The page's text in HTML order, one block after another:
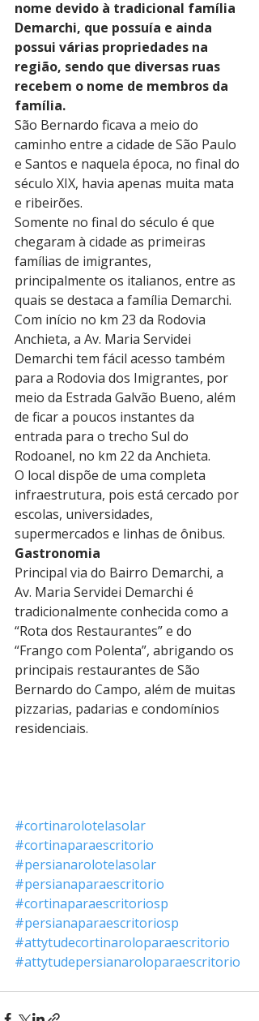
nome devido à tradicional família
Demarchi, que possuía e ainda
possui várias propriedades na
região, sendo que diversas ruas
recebem o nome de membros da
família.
São Bernardo ficava a meio do
caminho entre a cidade de São Paulo
e Santos e naquela época, no final do
século XIX, havia apenas muita mata
e ribeirões.
Somente no final do século é que
chegaram à cidade as primeiras
famílias de imigrantes,
principalmente os italianos, entre as
quais se destaca a família Demarchi.
Com início no km 23 da Rodovia
Anchieta, a Av. Maria Servidei
Demarchi tem fácil acesso também
para a Rodovia dos Imigrantes, por
meio da Estrada Galvão Bueno, além
de ficar a poucos instantes da
entrada para o trecho Sul do
Rodoanel, no km 22 da Anchieta.
O local dispõe de uma completa
infraestrutura, pois está cercado por
escolas, universidades,
supermercados e linhas de ônibus.
Gastronomia
Principal via do Bairro Demarchi, a
Av. Maria Servidei Demarchi é
tradicionalmente conhecida como a
“Rota dos Restaurantes” e do
“Frango com Polenta”, abrigando os
principais restaurantes de São
Bernardo do Campo, além de muitas
pizzarias, padarias e condomínios
residenciais.
#cortinarolotelasolar
#cortinaparaescritorio
#persianarolotelasolar
#persianaparaescritorio
#cortinaparaescritoriosp
#persianaparaescritoriosp
#attytudecortinaroloparaescritorio
#attytudepersianaroloparaescritorio